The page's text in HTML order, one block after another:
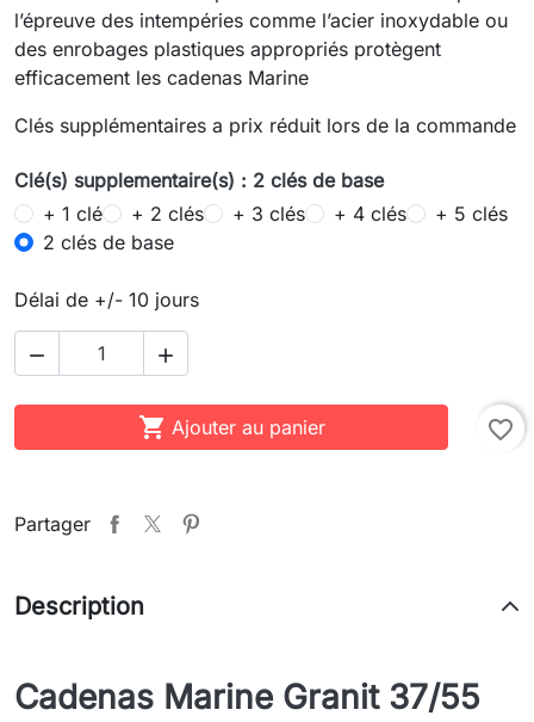
l’épreuve des intempéries comme l’acier inoxydable ou
des enrobages plastiques appropriés protègent
efficacement les cadenas Marine
Clés supplémentaires a prix réduit lors de la commande
Clé(s) supplementaire(s) : 2 clés de base
+ 1 clé
+ 2 clés + 3 clés + 4 clés
+ 5 clés
2 clés de base
Délai de +/- 10 jours
 
 Ajouter au panier favorite_border
Partager
Description
Cadenas Marine Granit 37/55